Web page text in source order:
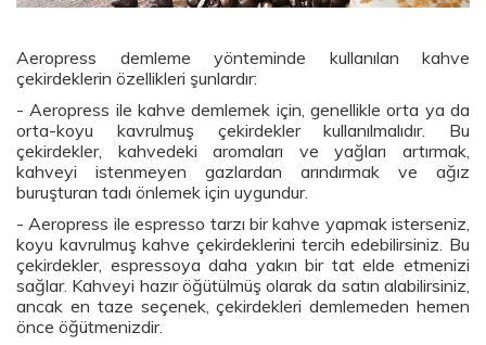
Aeropress demleme yönteminde kullanılan kahve
çekirdeklerin özellikleri şunlardır:
- Aeropress ile kahve demlemek için, genellikle orta ya da
orta-koyu kavrulmuş çekirdekler kullanılmalıdır. Bu
çekirdekler, kahvedeki aromaları ve yağları artırmak,
kahveyi istenmeyen gazlardan arındırmak ve ağız
buruşturan tadı önlemek için uygundur.
- Aeropress ile espresso tarzı bir kahve yapmak isterseniz,
koyu kavrulmuş kahve çekirdeklerini tercih edebilirsiniz. Bu
çekirdekler, espressoya daha yakın bir tat elde etmenizi
sağlar. Kahveyi hazır öğütülmüş olarak da satın alabilirsiniz,
ancak en taze seçenek, çekirdekleri demlemeden hemen
önce öğütmenizdir.